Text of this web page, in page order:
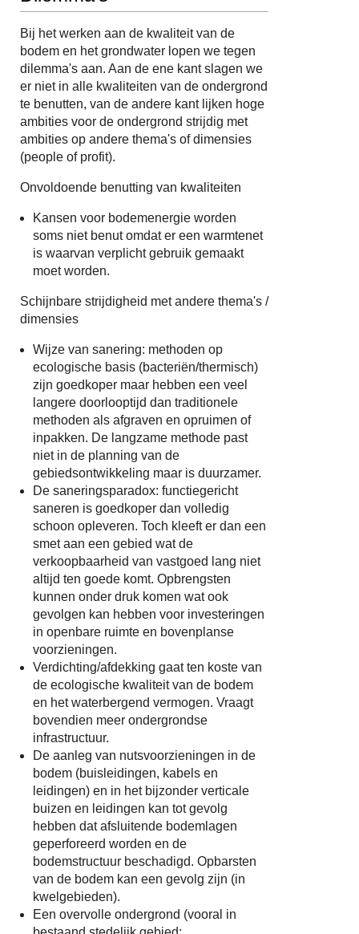
Bij het werken aan de kwaliteit van de
bodem en het grondwater lopen we tegen
dilemma's aan. Aan de ene kant slagen we
er niet in alle kwaliteiten van de ondergrond
te benutten, van de andere kant lijken hoge
ambities voor de ondergrond strijdig met
ambities op andere thema's of dimensies
(people of profit).
Onvoldoende benutting van kwaliteiten
Kansen voor bodemenergie worden
soms niet benut omdat er een warmtenet
is waarvan verplicht gebruik gemaakt
moet worden.
Schijnbare strijdigheid met andere thema's /
dimensies
Wijze van sanering: methoden op
ecologische basis (bacteriën/thermisch)
zijn goedkoper maar hebben een veel
langere doorlooptijd dan traditionele
methoden als afgraven en opruimen of
inpakken. De langzame methode past
niet in de planning van de
gebiedsontwikkeling maar is duurzamer.
De saneringsparadox: functiegericht
saneren is goedkoper dan volledig
schoon opleveren. Toch kleeft er dan een
smet aan een gebied wat de
verkoopbaarheid van vastgoed lang niet
altijd ten goede komt. Opbrengsten
kunnen onder druk komen wat ook
gevolgen kan hebben voor investeringen
in openbare ruimte en bovenplanse
voorzieningen.
Verdichting/afdekking gaat ten koste van
de ecologische kwaliteit van de bodem
en het waterbergend vermogen. Vraagt
bovendien meer ondergrondse
infrastructuur.
De aanleg van nutsvoorzieningen in de
bodem (buisleidingen, kabels en
leidingen) en in het bijzonder verticale
buizen en leidingen kan tot gevolg
hebben dat afsluitende bodemlagen
geperforeerd worden en de
bodemstructuur beschadigd. Opbarsten
van de bodem kan een gevolg zijn (in
kwelgebieden).
Een overvolle ondergrond (vooral in